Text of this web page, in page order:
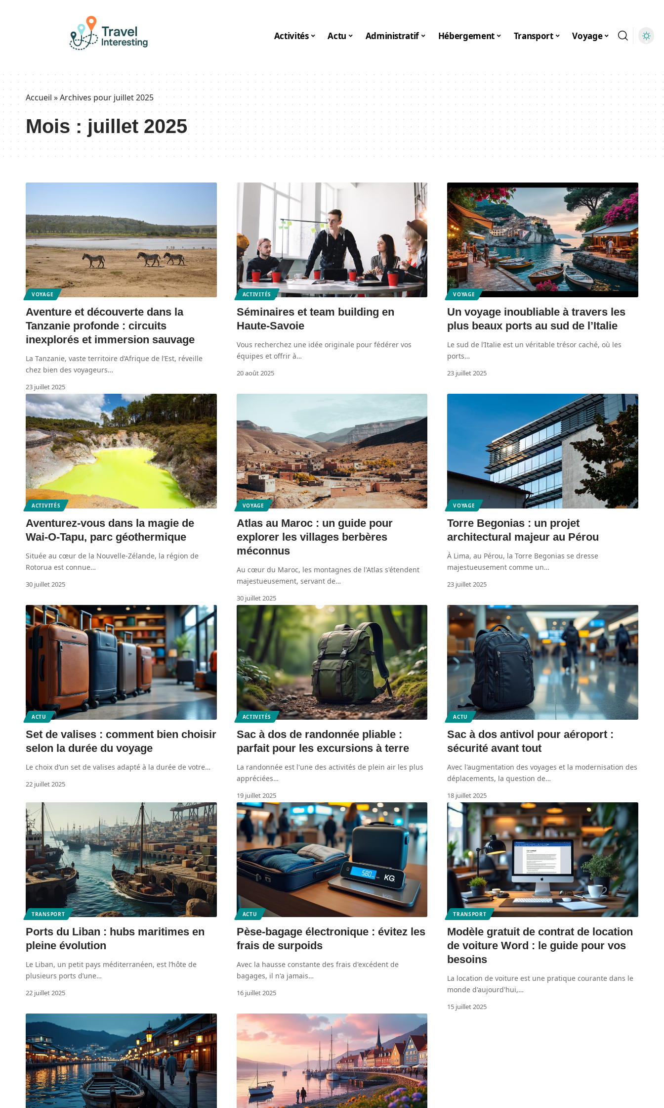
Activités Actu Administratif Hébergement Transport Voyage
Accueil »Archives pour juillet 2025
Mois :juillet 2025
VOYAGE
Aventure et découverte dans la
Tanzanie profonde : circuits
inexplorés et immersion sauvage
La Tanzanie, vaste territoire d’Afrique de l’Est, réveille
chez bien des voyageurs…
23 juillet 2025
ACTIVITÉS
Séminaires et team building en
Haute-Savoie
Vous recherchez une idée originale pour fédérer vos
équipes et offrir à…
20 août 2025
VOYAGE
Un voyage inoubliable à travers les
plus beaux ports au sud de l’Italie
Le sud de l’Italie est un véritable trésor caché, où les
ports…
23 juillet 2025
ACTIVITÉS
Aventurez-vous dans la magie de
Wai-O-Tapu, parc géothermique
Située au cœur de la Nouvelle-Zélande, la région de
Rotorua est connue…
30 juillet 2025
VOYAGE
Atlas au Maroc : un guide pour
explorer les villages berbères
méconnus
Au cœur du Maroc, les montagnes de l'Atlas s'étendent
majestueusement, servant de…
30 juillet 2025
VOYAGE
Torre Begonias : un projet
architectural majeur au Pérou
À Lima, au Pérou, la Torre Begonias se dresse
majestueusement comme un…
23 juillet 2025
ACTU
Set de valises : comment bien choisir
selon la durée du voyage
Le choix d’un set de valises adapté à la durée de votre…
22 juillet 2025
ACTIVITÉS
Sac à dos de randonnée pliable :
parfait pour les excursions à terre
La randonnée est l'une des activités de plein air les plus
appréciées…
19 juillet 2025
ACTU
Sac à dos antivol pour aéroport :
sécurité avant tout
Avec l'augmentation des voyages et la modernisation des
déplacements, la question de…
18 juillet 2025
TRANSPORT
Ports du Liban : hubs maritimes en
pleine évolution
Le Liban, un petit pays méditerranéen, est l’hôte de
plusieurs ports d’une…
22 juillet 2025
ACTU
Pèse-bagage électronique : évitez les
frais de surpoids
Avec la hausse constante des frais d'excédent de
bagages, il n'a jamais…
16 juillet 2025
TRANSPORT
Modèle gratuit de contrat de location
de voiture Word : le guide pour vos
besoins
La location de voiture est une pratique courante dans le
monde d'aujourd'hui,…
15 juillet 2025